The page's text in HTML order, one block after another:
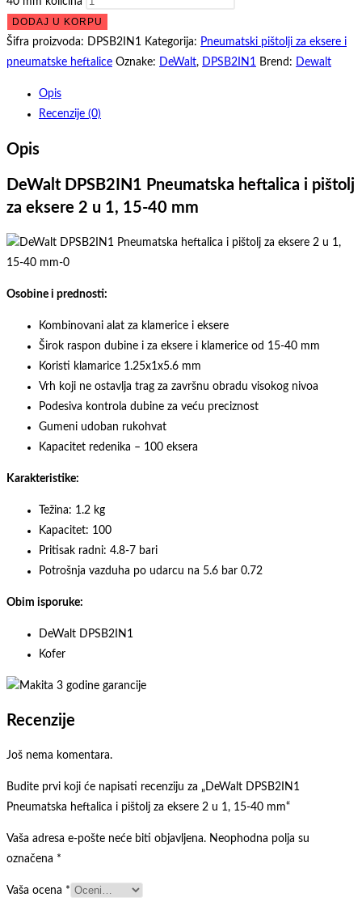
DODAJ U KORPU
Šifra proizvoda: DPSB2IN1 Kategorija: Pneumatski pištolji za eksere i
pneumatske heftalice Oznake: DeWalt, DPSB2IN1 Brend: Dewalt
Opis
Recenzije (0)
Opis
DeWalt DPSB2IN1 Pneumatska heftalica i pištolj
za eksere 2 u 1, 15-40 mm
Osobine i prednosti:
Kombinovani alat za klamerice i eksere
Širok raspon dubine i za eksere i klamerice od 15-40 mm
Koristi klamarice 1.25x1x5.6 mm
Vrh koji ne ostavlja trag za završnu obradu visokog nivoa
Podesiva kontrola dubine za veću preciznost
Gumeni udoban rukohvat
Kapacitet redenika – 100 eksera
Karakteristike:
Težina: 1.2 kg
Kapacitet: 100
Pritisak radni: 4.8-7 bari
Potrošnja vazduha po udarcu na 5.6 bar 0.72
Obim isporuke:
DeWalt DPSB2IN1
Kofer
Recenzije
Još nema komentara.
Budite prvi koji će napisati recenziju za „DeWalt DPSB2IN1
Pneumatska heftalica i pištolj za eksere 2 u 1, 15-40 mm“
Vaša adresa e-pošte neće biti objavljena. Neophodna polja su
označena *
Vaša ocena *